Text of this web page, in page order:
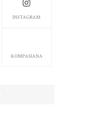
INSTAGRAM
KOMPASIANA